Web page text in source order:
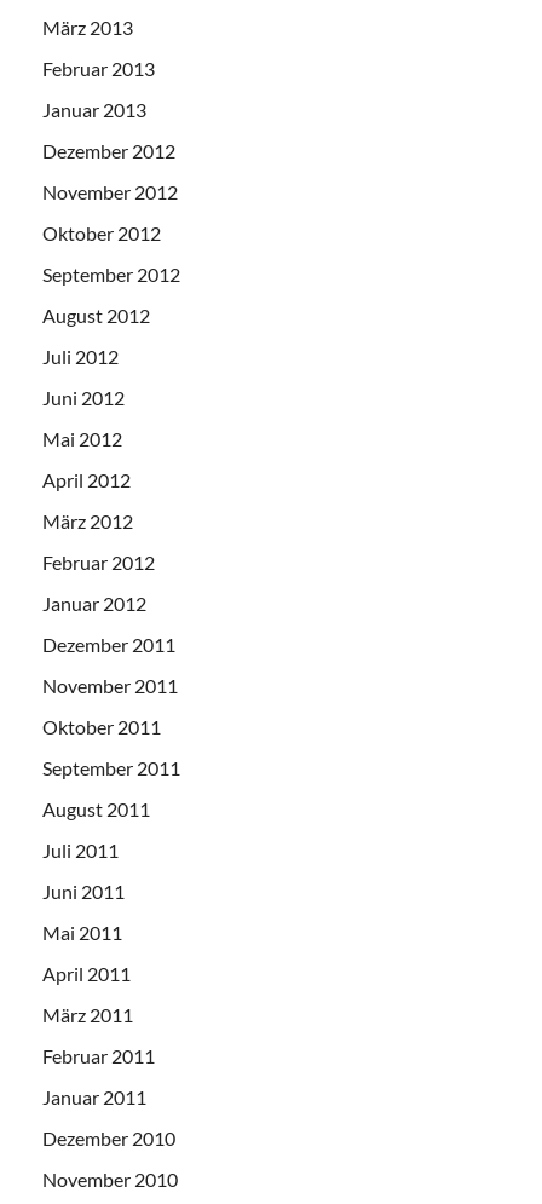
März 2013
Februar 2013
Januar 2013
Dezember 2012
November 2012
Oktober 2012
September 2012
August 2012
Juli 2012
Juni 2012
Mai 2012
April 2012
März 2012
Februar 2012
Januar 2012
Dezember 2011
November 2011
Oktober 2011
September 2011
August 2011
Juli 2011
Juni 2011
Mai 2011
April 2011
März 2011
Februar 2011
Januar 2011
Dezember 2010
November 2010